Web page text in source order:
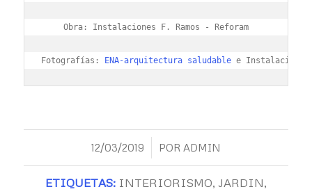
Obra: Instalaciones F. Ramos - Reforam
Fotografías: ENA-arquitectura saludable e Instalaciones
12/03/2019
/ POR ADMIN
ETIQUETAS: INTERIORISMO, JARDIN,